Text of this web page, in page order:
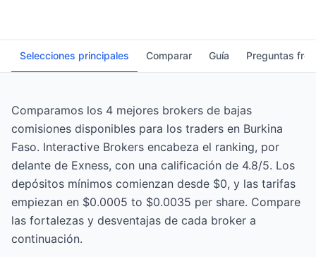
Selecciones principales Comparar Guía Preguntas
Comparamos los 4 mejores brokers de bajas
comisiones disponibles para los traders en Burkina
Faso. Interactive Brokers encabeza el ranking, por
delante de Exness, con una calificación de 4.8/5. Los
depósitos mínimos comienzan desde $0, y las tarifas
empiezan en $0.0005 to $0.0035 per share. Compare
las fortalezas y desventajas de cada broker a
continuación.